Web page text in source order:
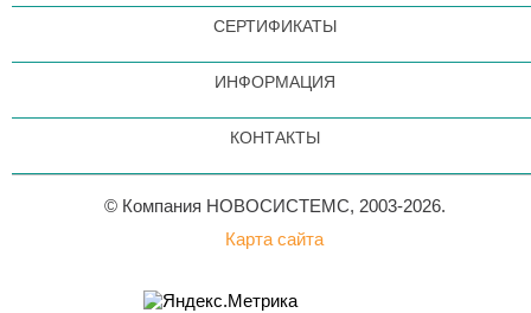
СЕРТИФИКАТЫ
ИНФОРМАЦИЯ
КОНТАКТЫ
© Компания НОВОСИСТЕМС, 2003-2026.
Карта сайта